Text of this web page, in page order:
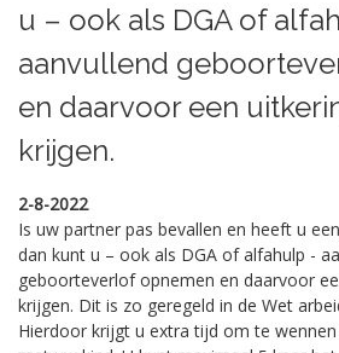
u – ook als DGA of
aanvullend
en daarvoor een
krijgen.
2-8-2022
Is uw partner pas bevallen en heeft u
dan kunt u – ook als DGA of alfahulp -
geboorteverlof opnemen en daarvoor
krijgen. Dit is zo geregeld in de Wet
Hierdoor krijgt u extra tijd om te